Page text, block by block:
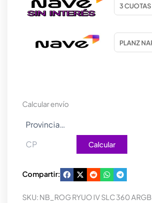
Calcular envío
Calcular
Compartir:
SKU: NB_ROG RYUO IV SLC 360 ARGB